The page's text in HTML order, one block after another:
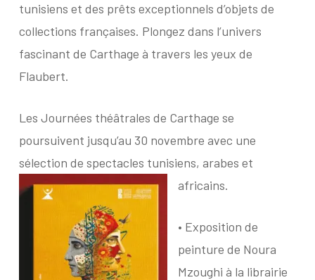
tunisiens et des prêts exceptionnels d’objets de
collections françaises. Plongez dans l’univers
fascinant de Carthage à travers les yeux de
Flaubert.
Les Journées théâtrales de Carthage se
poursuivent jusqu’au 30 novembre avec une
sélection de spectacles tunisiens, arabes et
africains.
• Exposition de
peinture de Noura
Mzoughi à la librairie